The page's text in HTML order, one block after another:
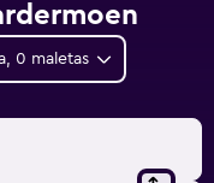
0 maletas